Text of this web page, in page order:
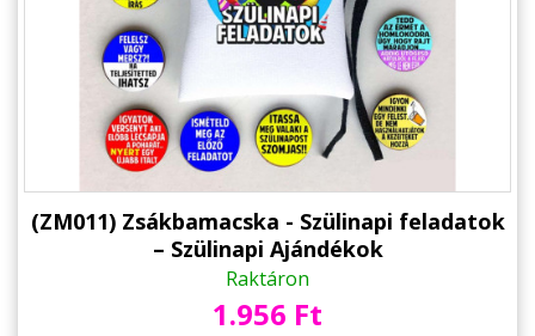
(ZM011) Zsákbamacska - Szülinapi feladatok
– Szülinapi Ajándékok
Raktáron
1.956 Ft